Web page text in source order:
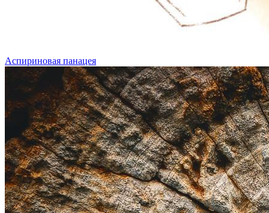
Аспириновая панацея